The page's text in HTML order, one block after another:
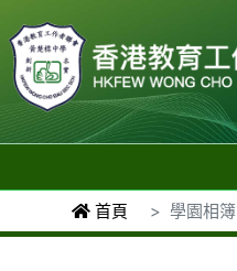
首頁 學園相簿